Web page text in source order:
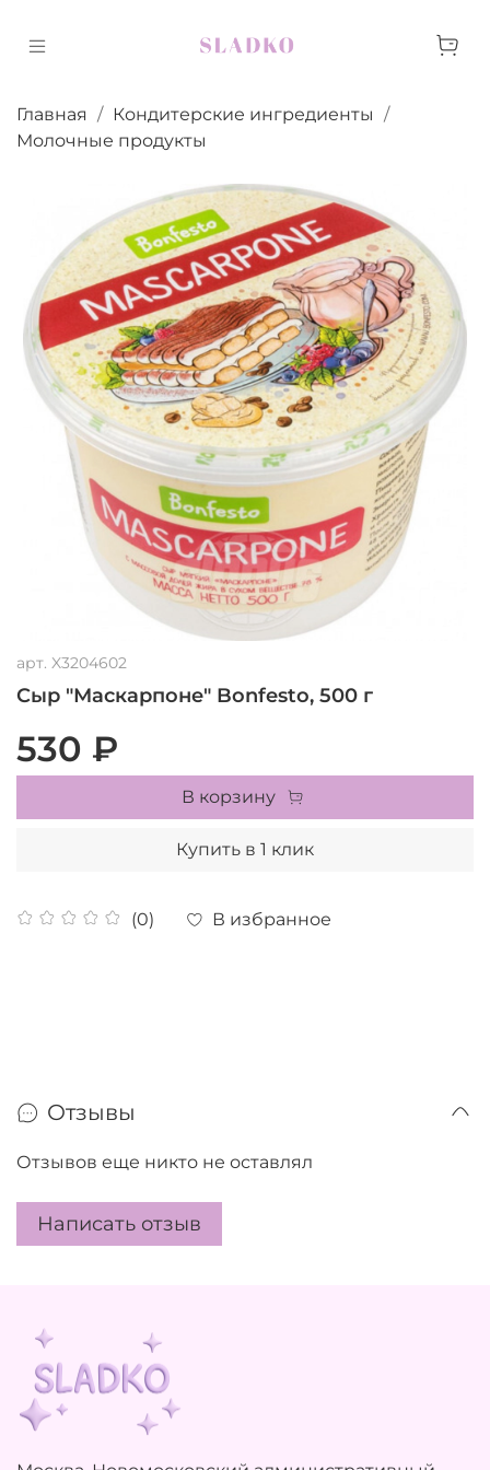
Главная
Кондитерские ингредиенты
Молочные продукты
арт. X3204602
Сыр "Маскарпоне" Bonfesto, 500 г
(0) В избранное
530 ₽
В корзину
Купить в 1 клик
Отзывы
Отзывов еще никто не оставлял
Написать отзыв